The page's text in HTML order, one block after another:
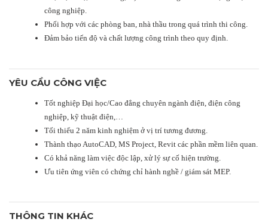
công nghiệp.
Phối hợp với các phòng ban, nhà thầu trong quá trình thi công.
Đảm bảo tiến độ và chất lượng công trình theo quy định.
YÊU CẦU CÔNG VIỆC
Tốt nghiệp Đại học/Cao đẳng chuyên ngành điện, điện công
nghiệp, kỹ thuật điện,…
Tối thiểu 2 năm kinh nghiệm ở vị trí tương đương.
Thành thạo AutoCAD, MS Project, Revit các phần mềm liên quan.
Có khả năng làm việc độc lập, xử lý sự cố hiện trường.
Ưu tiên ứng viên có chứng chỉ hành nghề / giám sát MEP.
THÔNG TIN KHÁC